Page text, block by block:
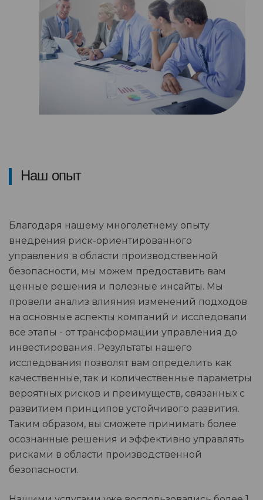
Наш опыт
Благодаря нашему многолетнему опыту
внедрения риск-ориентированного
управления в области производственной
безопасности, мы можем предоставить вам
ценные решения и полезные инсайты. Мы
провели анализ влияния изменений подходов
на основные аспекты компаний и исследовали
все этапы - от трансформации управления до
инвестирования. Результаты нашего
исследования позволят вам определить как
качественные, так и количественные параметры
вероятных рисков и преимуществ, связанных с
развитием принципов устойчивого развития.
Таким образом, вы сможете принимать более
осознанные решения и эффективно управлять
рисками в области производственной
безопасности.